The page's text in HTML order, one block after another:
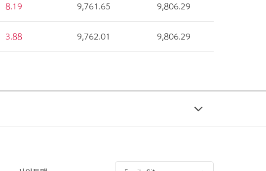
8.19 9,761.65 9,806.29
3.88 9,762.01 9,806.29